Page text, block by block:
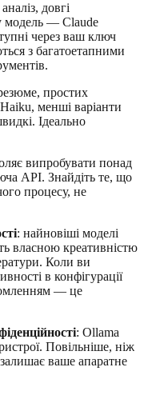
довгі
модель — Claude
через ваш ключ
з багатоетапними
простих
менші варіанти
Ідеально
випробувати понад
API. Знайдіть те, що
процесу, не
: найновіші моделі
власною креативністю
Коли ви
в конфігурації
— це
: Ollama
Повільніше, ніж
ваше апаратне